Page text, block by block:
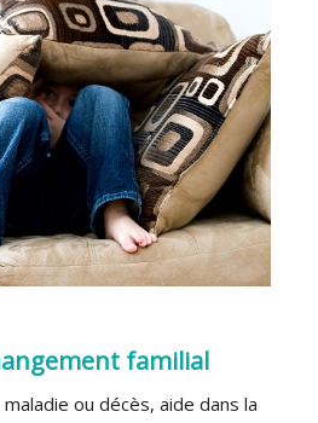
familial
ou décès, aide dans la